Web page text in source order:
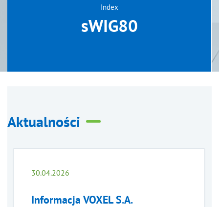
Index
sWIG80
Aktualności
30.04.2026
Informacja VOXEL S.A.